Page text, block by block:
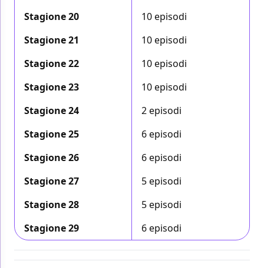
Stagione 20
10 episodi
Stagione 21
10 episodi
Stagione 22
10 episodi
Stagione 23
10 episodi
Stagione 24
2 episodi
Stagione 25
6 episodi
Stagione 26
6 episodi
Stagione 27
5 episodi
Stagione 28
5 episodi
Stagione 29
6 episodi